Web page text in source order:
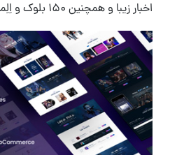
اخبار زیبا و همچنین 150 بلوک و اِلِمان و سبک گالری می باشد.